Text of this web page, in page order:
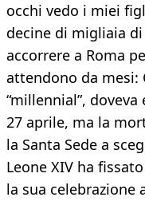
occhi vedo i miei
decine di migliaia
accorrere a Roma
attendono da mesi:
“millennial”,
27 aprile, ma la
la Santa Sede a
Leone XIV ha
la sua celebrazione